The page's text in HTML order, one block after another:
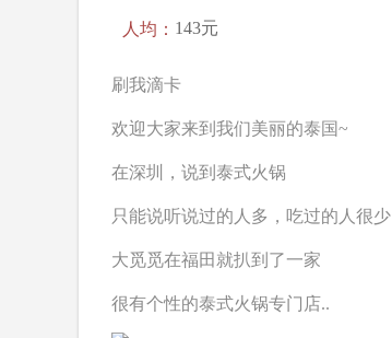
人均： 143元
刷我滴卡
欢迎大家来到我们美丽的泰国~
在深圳，说到 泰式火锅
只能说听说过的人多，吃过的人很少
大觅觅在福田就扒到了一家
很有个性的泰式火锅专门店..